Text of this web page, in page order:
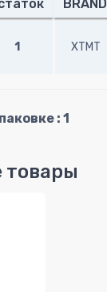
BRAND
1 XTMT
: 1
товары